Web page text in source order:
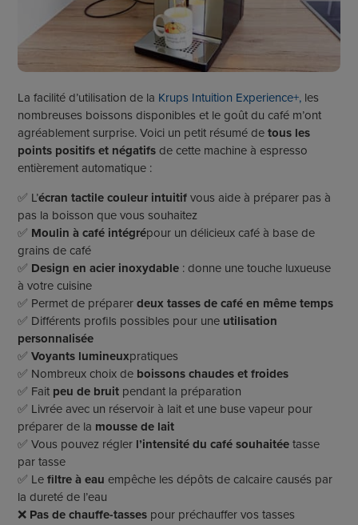
La facilité d’utilisation de la Krups Intuition Experience+, les
nombreuses boissons disponibles et le goût du café m’ont
agréablement surprise. Voici un petit résumé detous les
points positifs et négatifsde cette machine à espresso
entièrement automatique :
✅ L’écran tactile couleur intuitifvous aide à préparer pas à
pas la boisson que vous souhaitez
✅ Moulin à café intégrépour un délicieux café à base de
grains de café
✅ Design en acier inoxydable : donne une touche luxueuse
à votre cuisine
✅ Permet de préparerdeux tasses de café en même temps
✅ Différents profils possibles pour une utilisation
personnalisée
✅Voyants lumineuxpratiques
✅ Nombreux choix de boissons chaudes et froides
✅ Fait peu de bruit pendant la préparation
✅ Livrée avec un réservoir à lait et une buse vapeur pour
préparer de la mousse de lait
✅ Vous pouvez régler l’intensité du café souhaitéetasse
par tasse
✅ Lefiltre à eau empêche les dépôts de calcaire causés par
la dureté de l’eau
❌ Pas de chauffe-tasses pour préchauffer vos tasses